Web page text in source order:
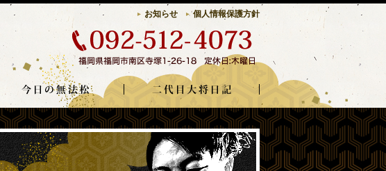
お知らせ 個人情報保護方針